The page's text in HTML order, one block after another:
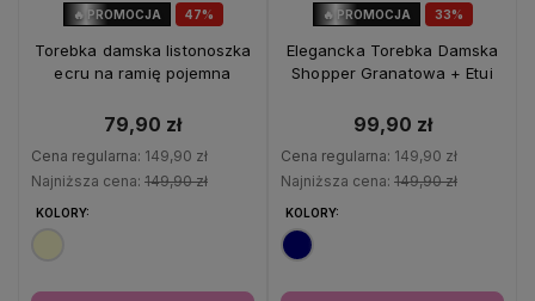
47%
🔥 PROMOCJA
Torebka damska listonoszka
ecru na ramię pojemna
79,90 zł
Cena regularna: 149,90 zł
Najniższa cena: 149,90 zł
KOLORY:
33%
🔥 PROMOCJA
Elegancka Torebka Damska
Shopper Granatowa + Etui
99,90 zł
Cena regularna: 149,90 zł
Najniższa cena: 149,90 zł
KOLORY: